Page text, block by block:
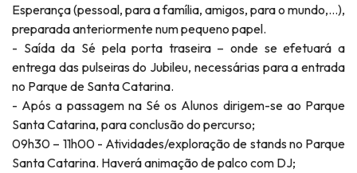
Esperança (pessoal, para a família, amigos, para o mundo,…),
preparada anteriormente num pequeno papel.
- Saída da Sé pela porta traseira – onde se efetuará a
entrega das pulseiras do Jubileu, necessárias para a entrada
no Parque de Santa Catarina.
- Após a passagem na Sé os Alunos dirigem-se ao Parque
Santa Catarina, para conclusão do percurso;
09h30 – 11h00 - Atividades/exploração de stands no Parque
Santa Catarina. Haverá animação de palco com DJ;